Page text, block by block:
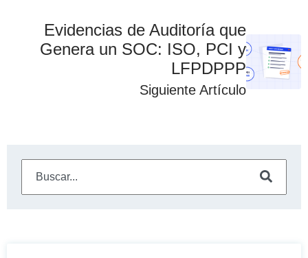
Evidencias de Auditoría que
Genera un SOC: ISO, PCI y
LFPDPPP
Siguiente Artículo